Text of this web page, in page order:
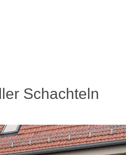
Schachteln